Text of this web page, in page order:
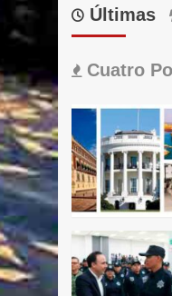
Últimas
Cuatro